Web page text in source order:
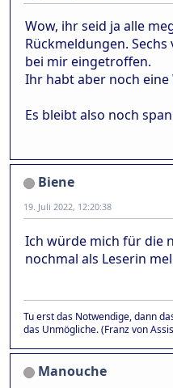
Wow, ihr seid ja alle
Rückmeldungen.
bei mir eingetroffen.
Ihr habt aber noch eine
Es bleibt also noch
Biene
19. Juli 2022, 12:20:38
Ich würde mich für die
nochmal als Leserin
Tu erst das Notwendige, dann
das Unmögliche. (Franz von
Manouche